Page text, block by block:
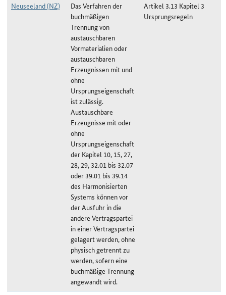
Neuseeland (NZ)
Das Verfahren der
buchmäßigen
Trennung von
austauschbaren
Vormaterialien oder
austauschbaren
Erzeugnissen mit und
ohne
Ursprungseigenschaft
ist zulässig.
Austauschbare
Erzeugnisse mit oder
ohne
Ursprungseigenschaft
der Kapitel 10, 15, 27,
28, 29, 32.01 bis 32.07
oder 39.01 bis 39.14
des Harmonisierten
Systems können vor
der Ausfuhr in die
andere Vertragspartei
in einer Vertragspartei
gelagert werden, ohne
physisch getrennt zu
werden, sofern eine
buchmäßige Trennung
angewandt wird.
Artikel 3.13 Kapitel 3
Ursprungsregeln